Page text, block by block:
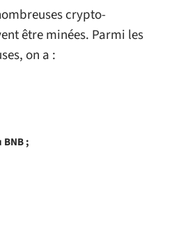
crypto-
être minées. Parmi les
on a :
BNB ;